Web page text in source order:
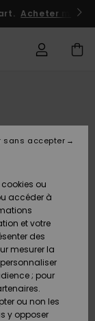
Acheter
ou
accéder à
et votre
des
mesurer la
; pour
ou non les
y opposer
sans accepter